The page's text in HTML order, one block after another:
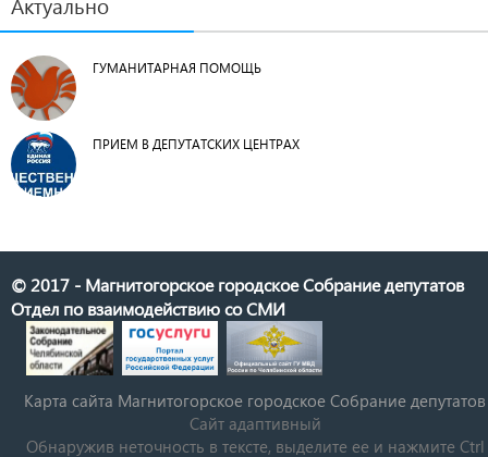
Актуально
ГУМАНИТАРНАЯ ПОМОЩЬ
ПРИЕМ В ДЕПУТАТСКИХ ЦЕНТРАХ
© 2017 - Магнитогорское городское Собрание депутатов
Отдел по взаимодействию со СМИ
Карта сайта Магнитогорское городское Cобрание депутатов
Сайт адаптивный
Обнаружив неточность в тексте, выделите ее и нажмите Ctrl